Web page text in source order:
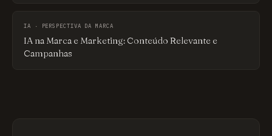
IA · PERSPECTIVA DA MARCA
IA na Marca e Marketing: Conteúdo Relevante e
Campanhas